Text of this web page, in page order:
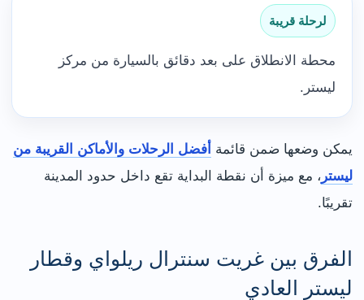
لرحلة قريبة
محطة الانطلاق على بعد دقائق بالسيارة من مركز
ليستر.
يمكن وضعها ضمن قائمة أفضل الرحلات والأماكن القريبة من
ليستر ، مع ميزة أن نقطة البداية تقع داخل حدود المدينة
تقريبًا.
الفرق بين غريت سنترال ريلواي وقطار
ليستر العادي